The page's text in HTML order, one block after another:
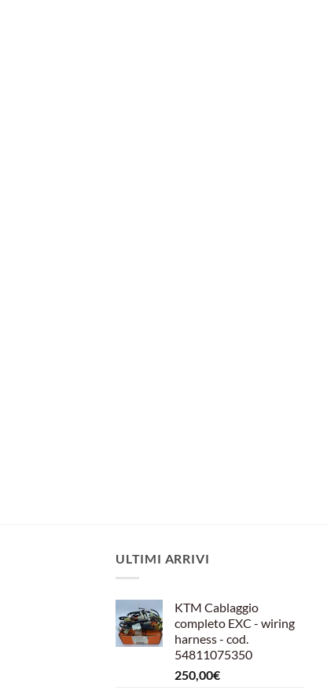
ULTIMI ARRIVI
KTM Cablaggio
completo EXC - wiring
harness - cod.
54811075350
250,00€